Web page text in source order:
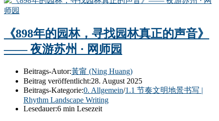
《898年的园林，寻找园林真正的声音》
—— 夜游苏州 · 网师园
Beitrags-Autor:黃甯 (Ning Huang)
Beitrag veröffentlicht:28. August 2025
Beitrags-Kategorie:0. Allgemein/1.1 节奏文明地景书写 |
Rhythm Landscape Writing
Lesedauer:6 min Lesezeit